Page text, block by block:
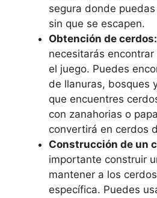
segura donde
sin que se escapen.
Obtención de cerdos:
necesitarás
el juego. Puedes
de llanuras, ⁢bosques​
que encuentres
con zanahorias o
convertirá ⁣en cerdos
Construcción de un
importante construir
mantener a los
específica. Puedes